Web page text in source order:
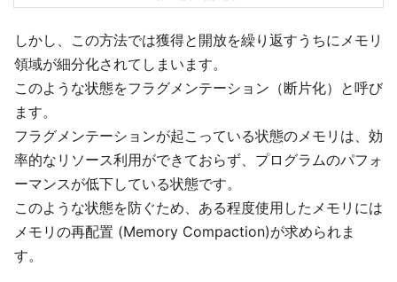
しかし、この方法では獲得と開放を繰り返すうちにメモリ
領域が細分化されてしまいます。
このような状態をフラグメンテーション（断片化）と呼び
ます。
フラグメンテーションが起こっている状態のメモリは、効
率的なリソース利用ができておらず、プログラムのパフォ
ーマンスが低下している状態です。
このような状態を防ぐため、ある程度使用したメモリには
メモリの再配置 (Memory Compaction)が求められま
す。